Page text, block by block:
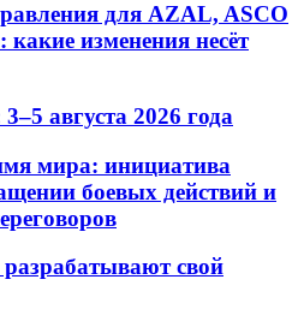
для AZAL, ASCO
какие изменения несёт
августа 2026 года
мира: инициатива
боевых действий и
свой